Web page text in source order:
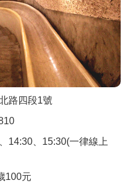
路四段1號
14:30、15:30(一律線上
100元